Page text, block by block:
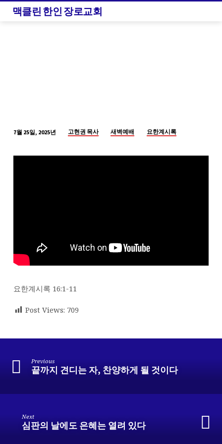
맥클린 한인 장로교회
곱
7월 25일, 2025년 고현권 목사 새벽예배 요한계시록
요한계시록 16:1-11
Post Views: 709
Previous
끝까지 견디는 자, 찬양하게 될 것이다
Next
심판의 날에도 은혜는 열려 있다